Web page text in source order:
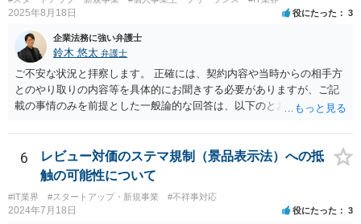
の範囲内で利用する権利（使用許諾）にとどまることが多く、その具
体的な範囲は契約内容によって決まります。たとえば、当該利用者の
みが使用できるのか、ベンダーが他の顧客にも同様の機能を提供でき
るのか、といった点は契約によって調整されるのが一般的です。 ま
た、契約で特別の定めを設けることにより、追加機能の著作権を利用
者に帰属させる、あるいはベンダーに帰属させつつ利用者に独占的な
使用権を認めるといった整理をすることも可能です。 したがって、費
用負担のみをもって著作権の帰属が決まるものではなく、著作物を創
作した主体と、当事者間の契約内容によって決まると考えられます。
2025年8月18日 役にたった 3
企業法務に強い弁護士
鈴木 悠太 弁護士
ご不安な状況と拝察します。 正確には、契約内容や当時からの相手方
とのやり取りの内容等を具体的にお聞きする必要がありますが、ご記
載の事情のみを前提とした一般論的な回答は、以下のとおりです。 ①
前の商事消滅時効、不法行為消滅時効）にかかっている可能性が高い
です。 ②相手方の報告要求については、法的には従う義務はないでし
ょう。 ③すでに対応は完了しており、もし相手方から今後具体的な法
的請求ないし措置がなされれば改めて検討するという方針でもよいよ
うに思われます。
6
レビュー対価のステマ規制（景品表示法）への抵
触の可能性について
#IT業界 #スタートアップ・新規事業 #不祥事対応
2024年7月18日 役にたった 3